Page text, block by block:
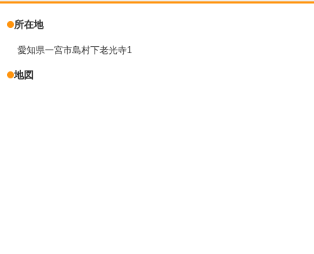
所在地
愛知県一宮市島村下老光寺1
地図